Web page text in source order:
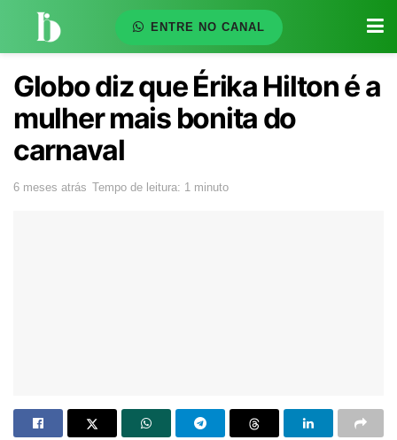
ENTRE NO CANAL
Globo diz que Érika Hilton é a
mulher mais bonita do
carnaval
6 meses atrás Tempo de leitura: 1 minuto